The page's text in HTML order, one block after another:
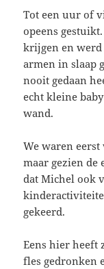
Tot een uur of
opeens
krijgen en
armen in slaap
nooit gedaan
echt kleine
wand.
We waren eerst
maar gezien de
dat Michel ook
gekeerd.
Eens hier heeft
fles gedronken